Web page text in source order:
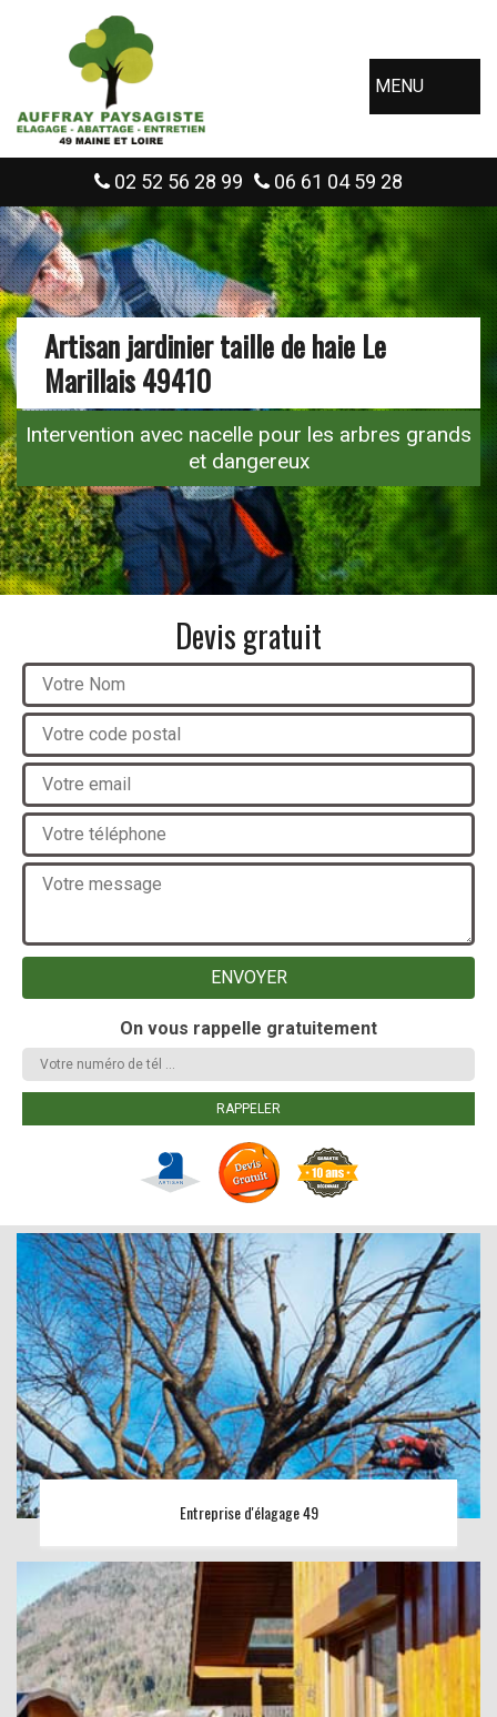
MENU
02 52 56 28 99 06 61 04 59 28
Artisan jardinier taille de haie Le
Marillais 49410
Intervention avec nacelle pour les arbres grands
et dangereux
Devis gratuit
On vous rappelle gratuitement
Entreprise d'élagage 49